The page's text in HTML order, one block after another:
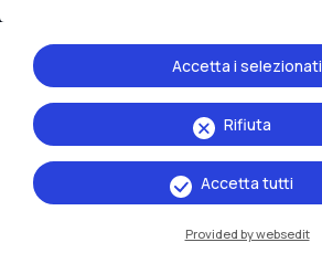
Sedi
Milano Leonardo
Rifiuta
Accetta i selezionati
Accetta tutti
Provided by websedit